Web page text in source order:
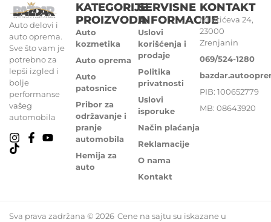
Auto delovi i
auto oprema.
Sve što vam je
potrebno za
lepši izgled i
bolje
performanse
vašeg
automobila
KATEGORIJE
PROIZVODA
Auto
kozmetika
Auto oprema
Auto
patosnice
Pribor za
održavanje i
pranje
automobila
Hemija za
auto
SERVISNE
INFORMACIJE
Uslovi
korišćenja i
prodaje
Politika
privatnosti
Uslovi
isporuke
Način plaćanja
Reklamacije
O nama
Kontakt
KONTAKT
Miletićeva 24,
23000
Zrenjanin
069/524-1280
PIB: 100652779
MB: 08643920
Sva prava zadržana © 2026 Cene na sajtu su iskazane u